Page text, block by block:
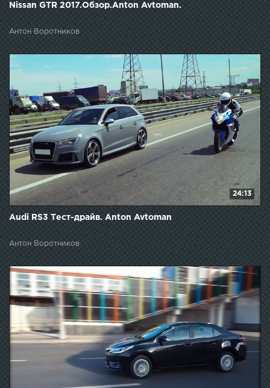
Nissan GTR 2017.Обзор.Anton Avtoman.
Антон Воротников
24:13
Audi RS3 Тест-драйв. Anton Avtoman
Антон Воротников